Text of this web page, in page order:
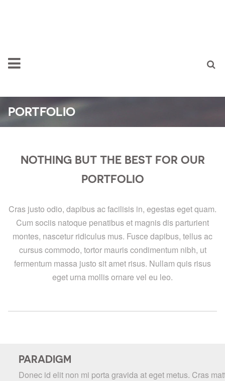
PORTFOLIO
NOTHING BUT THE BEST FOR OUR
PORTFOLIO
Cras justo odio, dapibus ac facilisis in, egestas eget quam.
Cum sociis natoque penatibus et magnis dis parturient
montes, nascetur ridiculus mus. Fusce dapibus, tellus ac
cursus commodo, tortor mauris condimentum nibh, ut
fermentum massa justo sit amet risus. Nullam quis risus
eget urna mollis ornare vel eu leo.
PARADIGM
Donec id elit non mi porta gravida at eget metus. Cras